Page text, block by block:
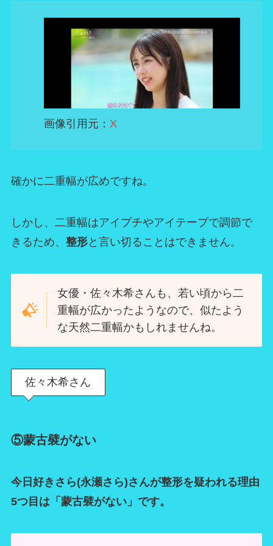
画像引用元： X
確かに二重幅が広めですね。
しかし、二重幅はアイプチやアイテープで調節で
きるため、 整形と言い切ることはできません。
女優・佐々木希さんも、若い頃から二
重幅が広かったようなので、似たよう
な天然二重幅かもしれませんね。
佐々木希さん
⑤蒙古襞がない
今日好きさら(永瀬さら)さんが整形を疑われる理由
5つ目は「蒙古襞がない」です。